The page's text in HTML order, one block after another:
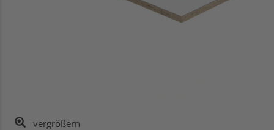
vergrößern